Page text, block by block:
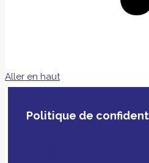
Aller en haut
Politique de